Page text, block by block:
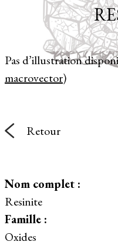
Pas d’illustration
macrovector)
Retour
Nom complet :
Resinite
Famille :
Oxides